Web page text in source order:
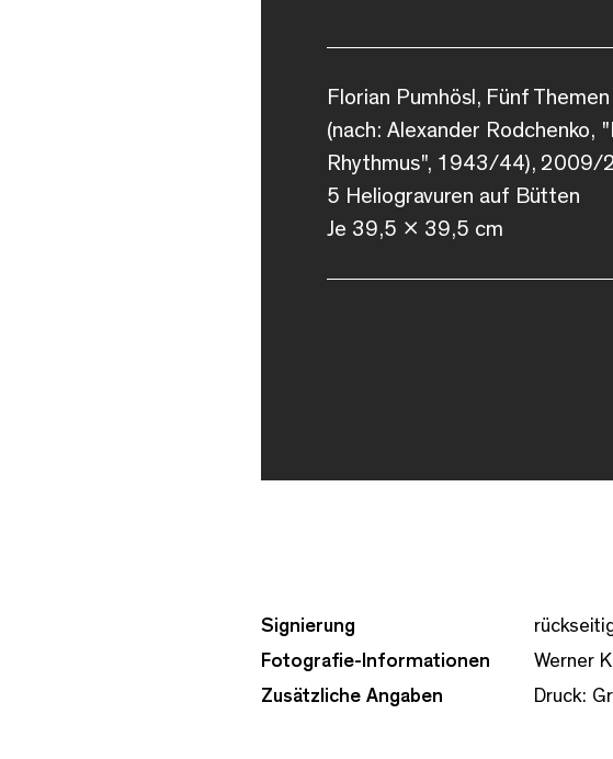
Florian Pumhösl, Fünf Themen
(nach: Alexander Rodchenko,
Rhythmus", 1943/44), 2009/
5 Heliogravuren auf Bütten
Je 39,5 x 39,5 cm
Signierung
Fotografie-Informationen
Werner
Zusätzliche Angaben
Druck: